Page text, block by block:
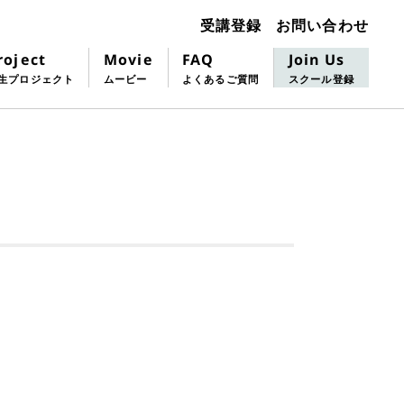
受講登録 お問い合わせ
プロジェクト
Movie
ムービー
FAQ
よくあるご質問
Join Us
スクール登録